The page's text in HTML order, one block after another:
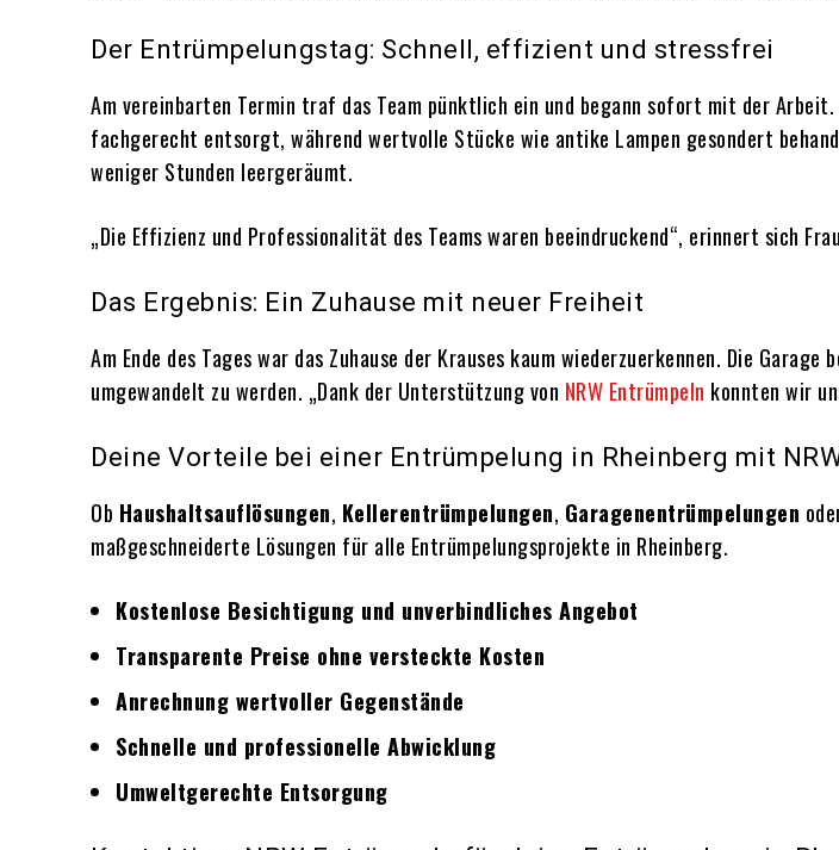
Der Entrümpelungstag: Schnell, effizient und stressfrei
Am vereinbarten Termin traf das Team pünktlich ein und begann sofort mit der
fachgerecht entsorgt, während wertvolle Stücke wie antike Lampen gesondert
weniger Stunden leergeräumt.
„Die Effizienz und Professionalität des Teams waren beeindruckend“, erinnert sich
Das Ergebnis: Ein Zuhause mit neuer Freiheit
Am Ende des Tages war das Zuhause der Krauses kaum wiederzuerkennen. Die
umgewandelt zu werden. „Dank der Unterstützung von NRW Entrümpeln konnten wir
Deine Vorteile bei einer Entrümpelung in Rheinberg mit
Ob Haushaltsauflösungen, Kellerentrümpelungen, Garagenentrümpelungen
maßgeschneiderte Lösungen für alle Entrümpelungsprojekte in Rheinberg.
Kostenlose Besichtigung und unverbindliches Angebot
Transparente Preise ohne versteckte Kosten
Anrechnung wertvoller Gegenstände
Schnelle und professionelle Abwicklung
Umweltgerechte Entsorgung